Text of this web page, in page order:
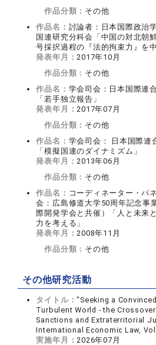
作品分類： その他
作品名： 討論者：日本国際政治
国連研究分科会「中国の対北朝
号採択過程の『法的拘束力』を中
発表年月： 2017年10月
作品分類： その他
作品名： 学会司会：日本国際連
「若手独立報告」
発表年月： 2017年07月
作品分類： その他
作品名： 学会司会： 日本国際連
「模擬国連のダイナミズム」
発表年月： 2013年06月
作品分類： その他
作品名： コーディネーター・パ
会：広島修道大学50周年記念事
際開発学会と共催）「人と未来
力を考える」
発表年月： 2008年11月
作品分類： その他
その他研究活動
タイトル："Seeking a
Turbulent World - the
Sanctions and Extraterritorial
International Economic Law,
実施年月： 2026年07月